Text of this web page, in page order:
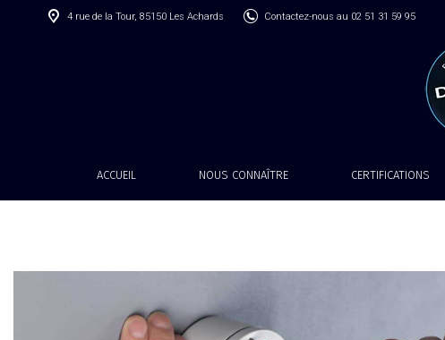
4 rue de la Tour, 85150 Les Achards Contactez-nous au 02 51 31 59 95
ACCUEIL NOUS CONNAÎTRE CERTIFICATIONS